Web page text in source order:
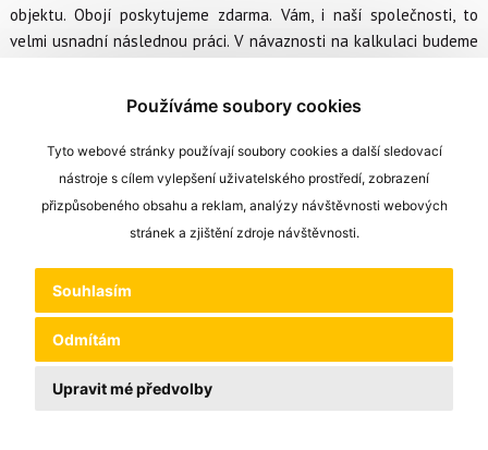
Používáme soubory cookies
Tyto webové stránky používají soubory cookies a další sledovací
nástroje s cílem vylepšení uživatelského prostředí, zobrazení
přizpůsobeného obsahu a reklam, analýzy návštěvnosti webových
stránek a zjištění zdroje návštěvnosti.
Souhlasím
Odmítám
Upravit mé předvolby
objektu. Obojí poskytujeme zdarma. Vám, i naší společnosti, to
velmi usnadní následnou práci. V návaznosti na kalkulaci budeme
stěhováků, velikosti auta, případném zapůjčení obalového